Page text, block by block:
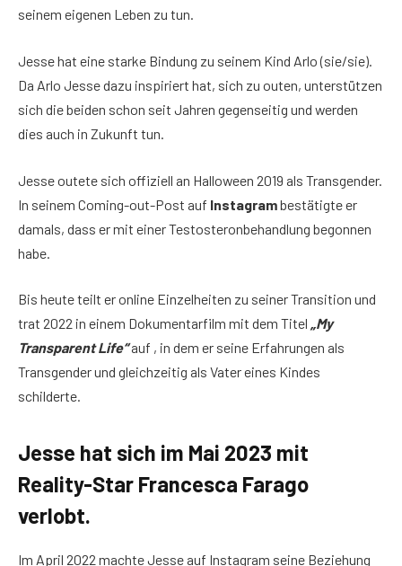
seinem eigenen Leben zu tun.
Jesse hat eine starke Bindung zu seinem Kind Arlo (sie/sie).
Da Arlo Jesse dazu inspiriert hat, sich zu outen, unterstützen
sich die beiden schon seit Jahren gegenseitig und werden
dies auch in Zukunft tun.
Jesse outete sich offiziell an Halloween 2019 als Transgender.
In seinem Coming-out-Post auf Instagrambestätigte er
damals, dass er mit einer Testosteronbehandlung begonnen
habe.
Bis heute teilt er online Einzelheiten zu seiner Transition und
trat 2022 in einem Dokumentarfilm mit dem Titel „My
Transparent Life“auf , in dem er seine Erfahrungen als
Transgender und gleichzeitig als Vater eines Kindes
schilderte.
Jesse hat sich im Mai 2023 mit
Reality-Star Francesca Farago
verlobt.
Im April 2022 machte Jesse auf Instagram seine Beziehung